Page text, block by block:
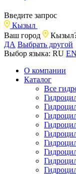
Введите запрос
Кызыл
Ваш город
ДА Выбрать другой
Выбор языка: RU EN
О компании
Каталог
Все